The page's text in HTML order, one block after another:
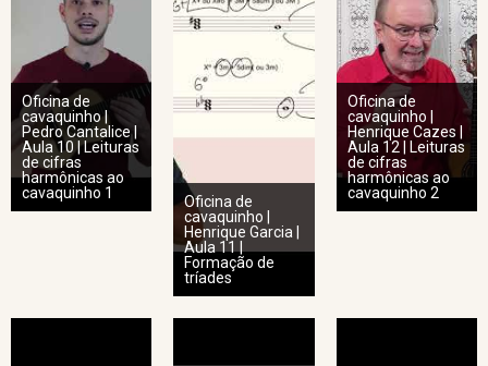
Oficina de
cavaquinho |
Pedro Cantalice |
Aula 10 | Leituras
de cifras
harmônicas ao
cavaquinho 1
Oficina de
cavaquinho |
Henrique Garcia |
Aula 11 |
Formação de
tríades
Oficina de
cavaquinho |
Henrique Cazes |
Aula 12 | Leituras
de cifras
harmônicas ao
cavaquinho 2